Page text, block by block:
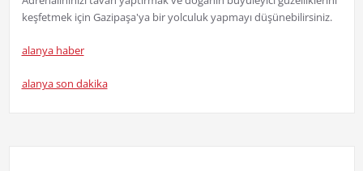
keşfetmek için Gazipaşa'ya bir yolculuk yapmayı düşünebilirsiniz.
alanya haber
alanya son dakika